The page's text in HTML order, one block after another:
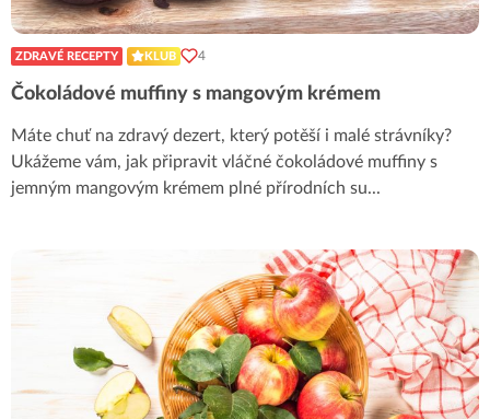
ZDRAVÉ RECEPTY KLUB 4
Čokoládové muffiny s mangovým krémem
Máte chuť na zdravý dezert, který potěší i malé strávníky?
Ukážeme vám, jak připravit vláčné čokoládové muffiny s
jemným mangovým krémem plné přírodních su...